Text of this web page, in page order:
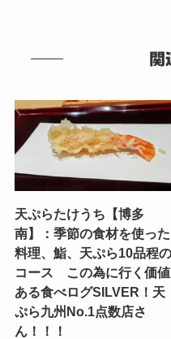
関
天ぷらたけうち【博多
南】：季節の食材を使った
料理、鮨、天ぷら10品程の
コース この為に行く価値
ある食べログSILVER！天
ぷら九州No.1点数店さ
ん！！！